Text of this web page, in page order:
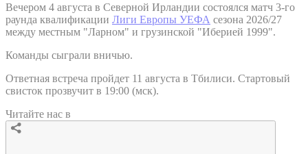
Вечером 4 августа в Северной Ирландии состоялся матч 3-го
раунда квалификации Лиги Европы УЕФА сезона 2026/27
между местным "Ларном" и грузинской "Иберией 1999".
Команды сыграли вничью.
Ответная встреча пройдет 11 августа в Тбилиси. Стартовый
свисток прозвучит в 19:00 (мск).
Читайте нас в